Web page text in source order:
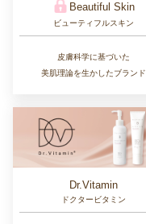
Beautiful Skin
ビューティフルスキン
皮膚科学に基づいた
美肌理論を生かしたブランド
Dr.Vitamin
ドクタービタミン